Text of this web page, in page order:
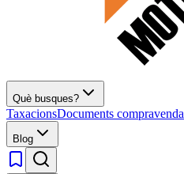
Què busques?
TaxacionsDocuments compravenda
Blog